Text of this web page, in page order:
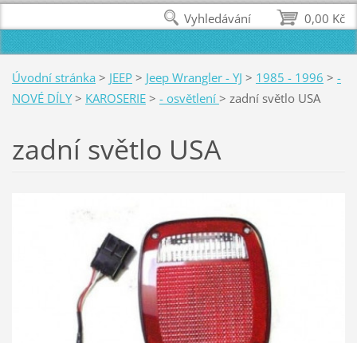
Úvodní stránka > JEEP > Jeep Wrangler - YJ > 1985 - 1996 > -
NOVÉ DÍLY > KAROSERIE > - osvětlení > zadní světlo USA
zadní světlo USA
0,00 Kč
Vyhledávání